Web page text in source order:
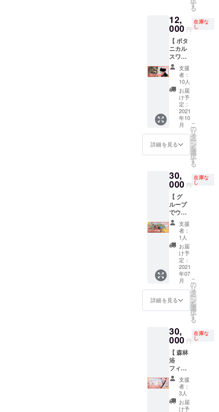
に調整
させて
いただ
きます
未来創
造部
WEBサ
イト
https://
mirai-
sozo.w
ork/
で、
芯・
節・割
れが
入って
います
がご了
承くだ
さい
（水漏
れする
ことも
ありま
すが、
オイル
入れし
ながら
ける
と、よ
り丈夫
で味の
あるク
クサに
育って
いきま
す） ※
ククサ
のサイ
ズは「
長さ
120~15
0mm ×
幅
80~100
mm ×
高さ
」程度
です ※
製作状
況に
よって
配送が
遅れる
ことも
ありま
すので
ご了承
記）
たメッ
セージ
・木製
サイド
テーブ
ルにお
名前を
刻印さ
せてい
ただき
ます ※
シンプ
ルな支
援をし
たい人
リター
ンです
画像は
試作し
たミニ
チュア
版の写
真です
※ 実際
のサイ
ズは
「幅
50cm×
高さ
60cm」
程度に
なりま
ず「備
考欄」
名前を
ご記入
くださ
い
（ロー
マ字表
記）
〈ジビ
エ肉
セット
の目安
量〉 ・
ロース
スライ
（100g
） ・バ
ラスラ
イス or
肩ロー
ススラ
イス
（いず
れか
ス２種
（200g
） ・ミ
ンチ
（200g
） ・猪
ソー
セージ
（1P）
・猪ク
リーム
（1個）
※ 上記
の詳細
は目安
変更に
なる場
す ※ 配
送は山
の恵さ
んから
送らせ
ていた
だきま
す ※ 送
付時期
は狩猟
ボリ
です。
第一弾
が大好
評完売
したこ
ちらの
リター
ンです
が、い
いタイ
ミング
で良い
イノシ
シ肉(ジ
ビエ肉)
が入っ
たとい
用意い
ただき
まし
た！！
第二弾
でお届
けする
ジビエ
肉は、
薄めの
脂です
が赤身
はとて
も上質
なお肉
とのこ
とで
お礼の
気持ち
を込め
たメッ
セージ
・山の
恵のジ
ビエ肉
セット
（4,000
円相当
す
る
12,
000 円
在庫な
し
【 ボタ
ニカル
スワッ
グ 】 熱
海在住
の玉田
涼子さ
んが運
営する
植物と
花のア
トリエ
『
ATAMI
On
Flowers
コラボ
リター
ンで
す。 玉
田さん
の製作
した、
熱海の
山の植
物を中
心に約
10種類
の植物
を重ね
た１
メート
ルサイ
スワッ
グ」を
お届け
しま
す。
〈内
容〉 ・
お礼の
気持ち
を込め
たメッ
支援
者：
10人
お届
け予
定：
2021
年10
月
詳細を見る
こ
の
リ
タ
ー
ン
を
選
択
す
る
30,
000 円
在庫な
し
【 グ
ループ
でウッ
ドデッ
キづく
り体験
】 森林
フィー
ルドの
ウッド
デッキ
づくり
を「最
大10人
のグ
プ」で
体験で
きる券
をお届
けしま
す。 キ
コリー
ズと楽
しい時
間を過
ごしま
支援
者：
1人
お届
け予
定：
2021
年07
月
詳細を見る
こ
の
リ
タ
ー
ン
を
選
択
す
る
30,
000 円
在庫な
し
【 森林
浴
フィー
ルドに
記念樹
「桜」
を贈る
支援
者：
3人
お届
け予